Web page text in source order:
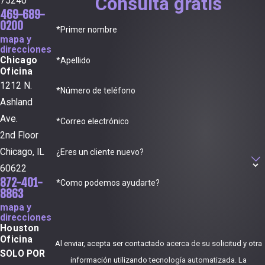
*Primer nombre
*Apellido
*Número de teléfono
*Correo electrónico
¿Eres un cliente nuevo?
*Como podemos ayudarte?
Al enviar, acepta ser contactado acerca de su solicitud y otra
información utilizando tecnología automatizada. La
469-689-
0200
mapa y
direcciones
Chicago
Oficina
1212 N.
Ashland
Ave.
2nd Floor
Chicago, IL
60622
872-401-
8863
mapa y
direcciones
Houston
Oficina
SOLO POR